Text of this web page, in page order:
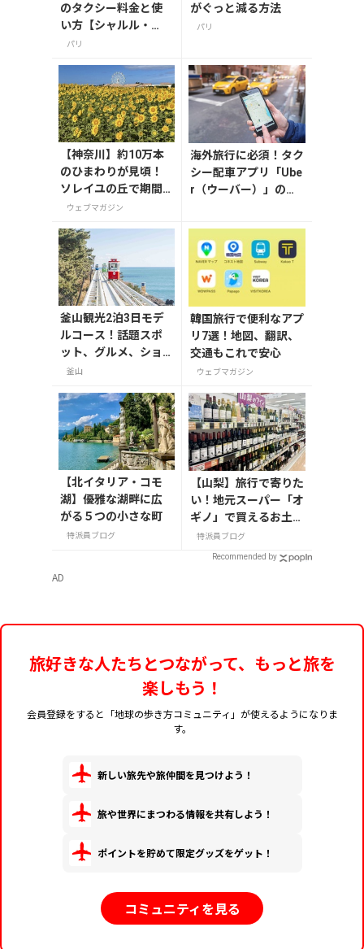
のタクシー料金と使
い方【シャルル・
ド・ゴール空港】
パリ
がぐっと減る方法
パリ
【神奈川】約10万本
のひまわりが見頃！
ソレイユの丘で期間
限定「ひまわりグル
ウェブマガジン
海外旅行に必須！タク
シー配車アプリ「Ube
r（ウーバー）」の登
釜山観光2泊3日モデ
ルコース！話題スポ
ット、グルメ、ショ
ッピングを満喫
釜山
韓国旅行で便利なアプ
リ7選！地図、翻訳、
交通もこれで安心
ウェブマガジン
【北イタリア・コモ
湖】優雅な湖畔に広
がる５つの小さな町
特派員ブログ
【山梨】旅行で寄りた
い！地元スーパー「オ
ギノ」で買えるお土産
4選
特派員ブログ
Recommended by
AD
旅好きな人たちとつながって、もっと旅を
楽しもう！
会員登録をすると「地球の歩き方コミュニティ」が使えるようになりま
す。
新しい旅先や旅仲間を見つけよう！
旅や世界にまつわる情報を共有しよう！
ポイントを貯めて限定グッズをゲット！
コミュニティを見る